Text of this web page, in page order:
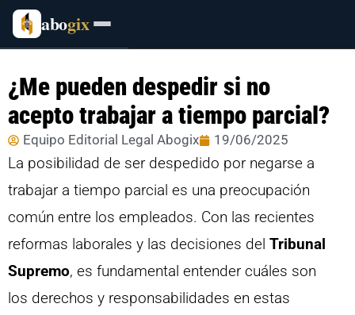
abogix
¿Me pueden despedir si no
acepto trabajar a tiempo parcial?
Equipo Editorial Legal Abogix 19/06/2025
La posibilidad de ser despedido por negarse a
trabajar a tiempo parcial es una preocupación
común entre los empleados. Con las recientes
reformas laborales y las decisiones del Tribunal
Supremo, es fundamental entender cuáles son
los derechos y responsabilidades en estas